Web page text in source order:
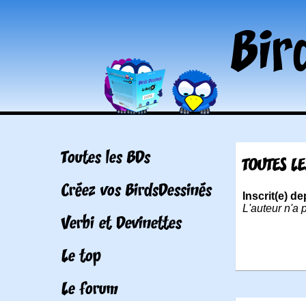
Toutes les BDs
Créez vos BirdsDessinés
Verbi et Devinettes
Le top
Le forum
TOUTES
Inscrit(e)
L'auteur n'a